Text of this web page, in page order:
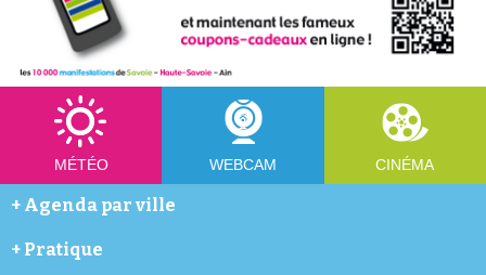
MÉTÉO WEBCAM CINÉMA
+ Agenda par ville
Abondance
Annecy
+ Pratique